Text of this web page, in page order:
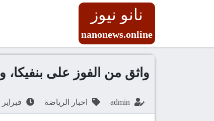
نانو نيوز
nanonews.online
واثق من الفوز على بنفيكا،
admin اخبار الرياضة فبراير 15, 2026